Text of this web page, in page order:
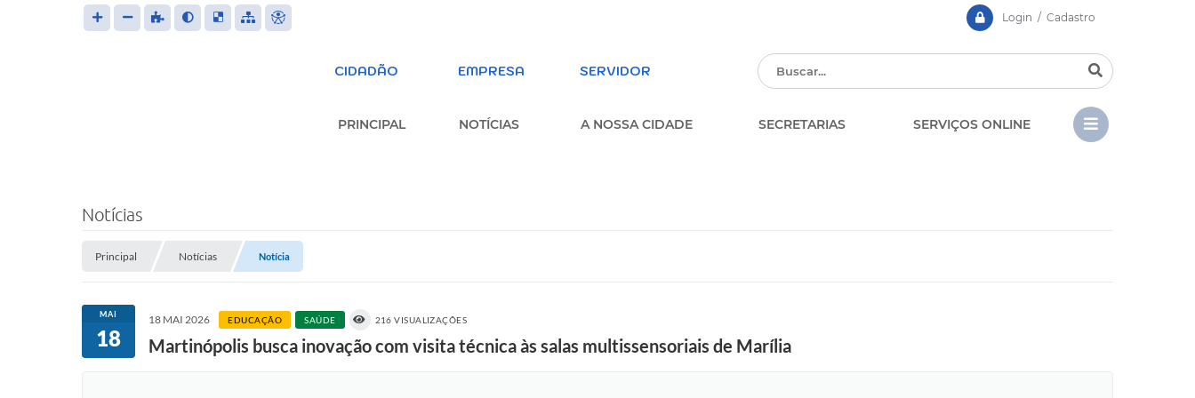
Login / Cadastro
CIDADÃO EMPRESA SERVIDOR
PRINCIPAL NOTÍCIAS A NOSSA CIDADE SECRETARIAS SERVIÇOS ONLINE
FORMULÁRIOS
Notícias
Principal Notícias Notícia
MAI
18
18 MAI 2026 EDUCAÇÃO SAÚDE 216 VISUALIZAÇÕES
Martinópolis busca inovação com visita técnica às salas multissensoriais de Marília